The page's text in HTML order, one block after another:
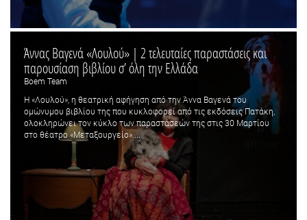
Άννας Βαγενά «Λουλού» | 2 τελευταίες παραστάσεις και
παρουσίαση βιβλίου σ’ όλη την Ελλάδα
Boem Team
Η «Λουλού», η θεατρική αφήγηση από την Άννα Βαγενά του
ομώνυμου βιβλίου της που κυκλοφορεί από τις εκδόσεις Πατάκη,
ολοκληρώνει τον κύκλο των παραστάσεών της στις 30 Μαρτίου
στο θέατρο «Μεταξουργείο»....